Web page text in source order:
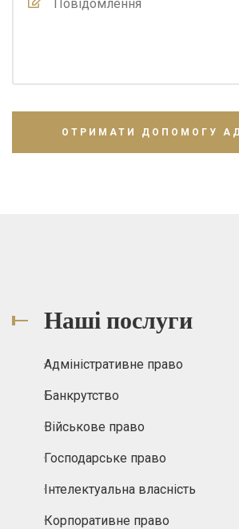
Наші послуги
Адміністративне право
Банкрутство
Військове право
Господарське право
Інтелектуальна власність
Корпоративне право